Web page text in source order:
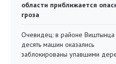
области приближается
гроза
Очевидец: в районе Виштынца
десять машин оказались
заблокированы упавшими